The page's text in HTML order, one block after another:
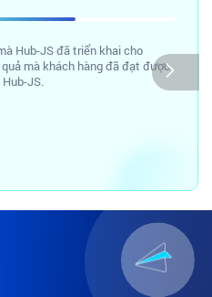
Hub-JS đã triển khai cho
mà khách hàng đã đạt được
JS.